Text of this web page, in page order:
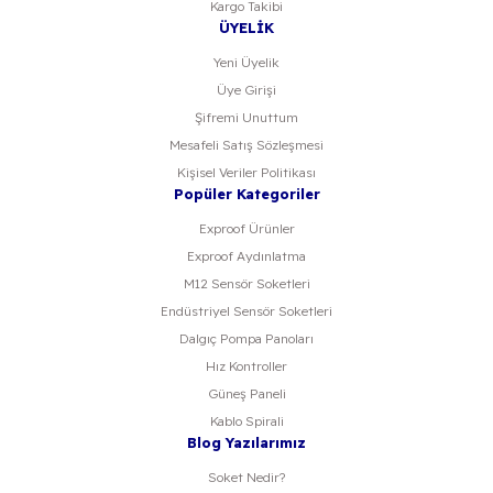
Kargo Takibi
ÜYELİK
Yeni Üyelik
Üye Girişi
Şifremi Unuttum
Mesafeli Satış Sözleşmesi
Kişisel Veriler Politikası
Popüler Kategoriler
Exproof Ürünler
Exproof Aydınlatma
M12 Sensör Soketleri
Endüstriyel Sensör Soketleri
Dalgıç Pompa Panoları
Hız Kontroller
Güneş Paneli
Kablo Spirali
Blog Yazılarımız
Soket Nedir?